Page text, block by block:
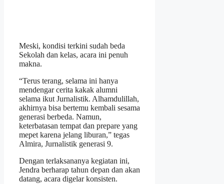
Meski, kondisi terkini sudah beda
Sekolah dan kelas, acara ini penuh
makna.
“Terus terang, selama ini hanya
mendengar cerita kakak alumni
selama ikut Jurnalistik. Alhamdulillah,
akhirnya bisa bertemu kembali sesama
generasi berbeda. Namun,
keterbatasan tempat dan prepare yang
mepet karena jelang liburan,” tegas
Almira, Jurnalistik generasi 9.
Dengan terlaksananya kegiatan ini,
Jendra berharap tahun depan dan akan
datang, acara digelar konsisten.